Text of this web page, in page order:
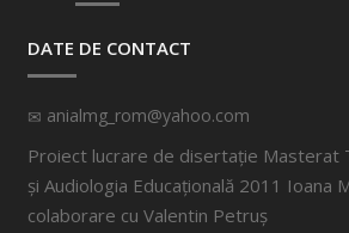
DATE DE CONTACT
anialmg_rom@yahoo.com
Proiect lucrare de disertație Masterat
și Audiologia Educațională 2011 Ioana
colaborare cuValentin Petruș